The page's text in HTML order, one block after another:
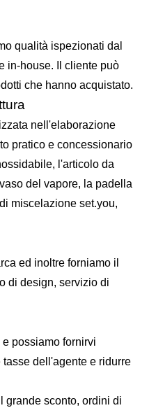
qualità ispezionati dal
in-house. Il cliente può
che hanno acquistato.
nell'elaborazione
pratico e concessionario
l'articolo da
del vapore, la padella
miscelazione set.you,
ed inoltre forniamo il
di design, servizio di
possiamo fornirvi
dell'agente e ridurre
grande sconto, ordini di